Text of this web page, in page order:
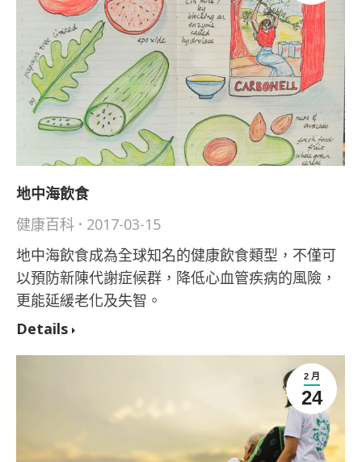
地中海飲食
健康百科
2017-03-15
地中海飲食成為全球知名的健康飲食類型，不僅可
以預防新陳代謝症候群，降低心血管疾病的風險，
更能延緩老化及失智。
Details
2 月
24